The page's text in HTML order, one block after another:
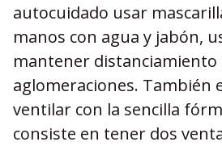
autocuidado usar
manos con agua y jabón,
mantener distanciamiento
aglomeraciones. También
ventilar con la sencilla
consiste en tener dos